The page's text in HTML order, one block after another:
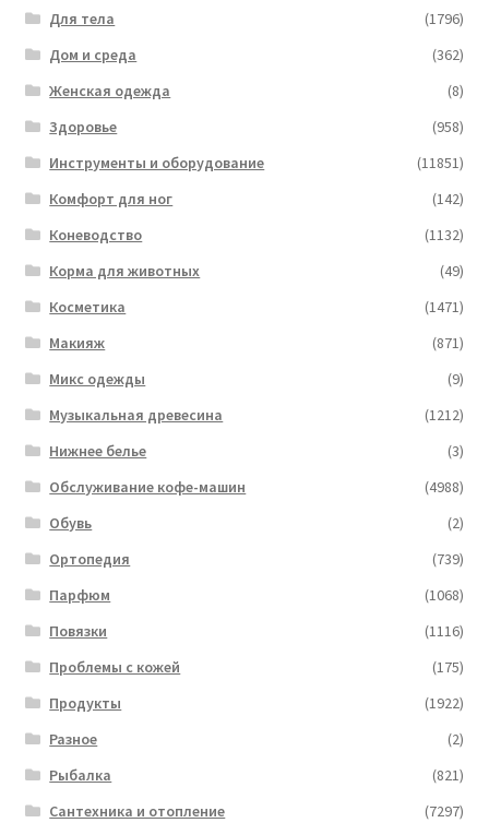
Для тела
(1796)
Дом и среда
(362)
Женская одежда
(8)
Здоровье
(958)
Инструменты и оборудование
(11851)
Комфорт для ног
(142)
Коневодство
(1132)
Корма для животных
(49)
Косметика
(1471)
Макияж
(871)
Микс одежды
(9)
Музыкальная древесина
(1212)
Нижнее белье
(3)
Обслуживание кофе-машин
(4988)
Обувь
(2)
Ортопедия
(739)
Парфюм
(1068)
Повязки
(1116)
Проблемы с кожей
(175)
Продукты
(1922)
Разное
(2)
Рыбалка
(821)
Сантехника и отопление
(7297)